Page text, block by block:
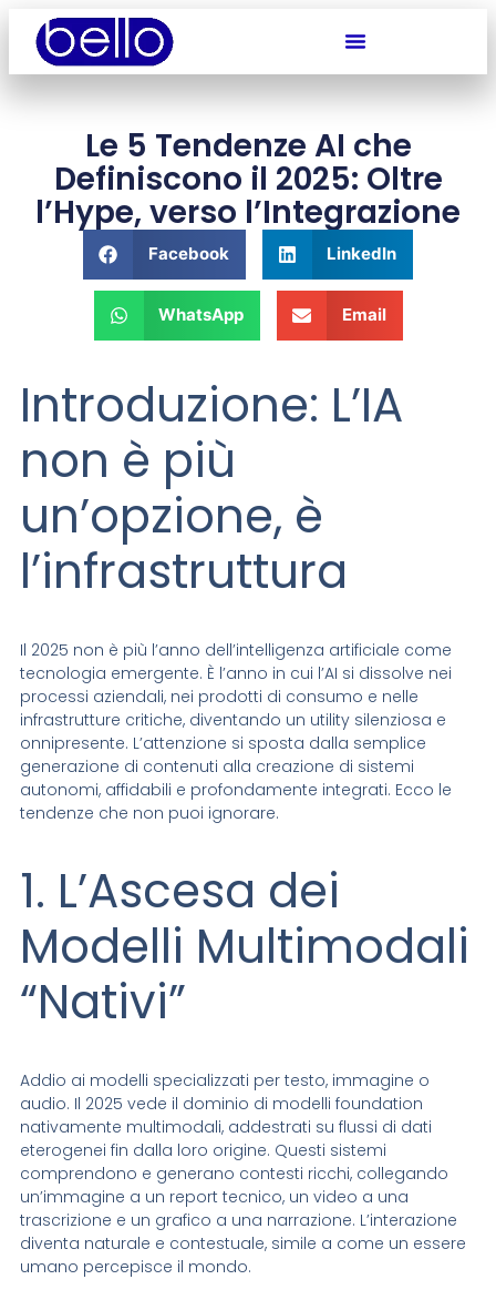
Le 5 Tendenze AI che
Definiscono il 2025: Oltre
l’Hype, verso l’Integrazione
Facebook LinkedIn
WhatsApp Email
Introduzione: L’IA
non è più
un’opzione, è
l’infrastruttura
Il 2025 non è più l’anno dell’intelligenza artificiale come
tecnologia emergente. È l’anno in cui l’AI si dissolve nei
processi aziendali, nei prodotti di consumo e nelle
infrastrutture critiche, diventando un utility silenziosa e
onnipresente. L’attenzione si sposta dalla semplice
generazione di contenuti alla creazione di sistemi
autonomi, affidabili e profondamente integrati. Ecco le
tendenze che non puoi ignorare.
1. L’Ascesa dei
Modelli Multimodali
“Nativi”
Addio ai modelli specializzati per testo, immagine o
audio. Il 2025 vede il dominio di modelli foundation
nativamente multimodali, addestrati su flussi di dati
eterogenei fin dalla loro origine. Questi sistemi
comprendono e generano contesti ricchi, collegando
un’immagine a un report tecnico, un video a una
trascrizione e un grafico a una narrazione. L’interazione
diventa naturale e contestuale, simile a come un essere
umano percepisce il mondo.